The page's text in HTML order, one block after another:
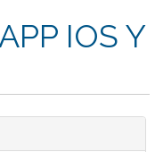
IOS Y